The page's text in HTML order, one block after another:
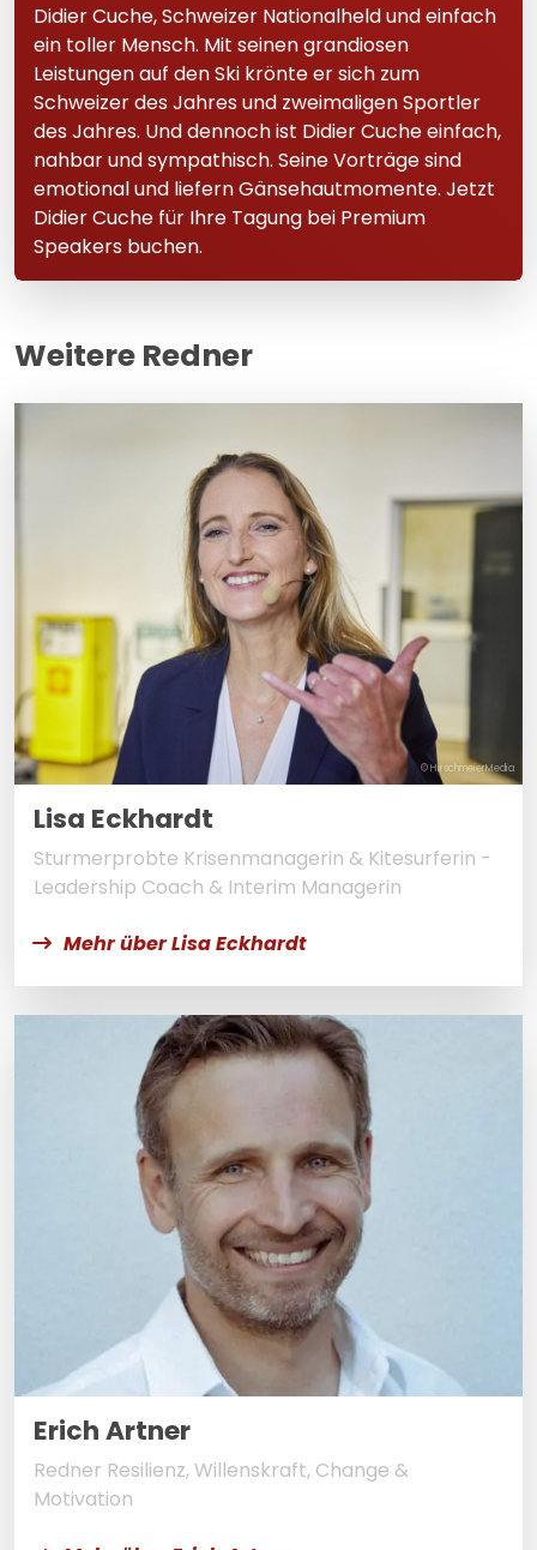
Didier Cuche, Schweizer Nationalheld und einfach
ein toller Mensch. Mit seinen grandiosen
Leistungen auf den Ski krönte er sich zum
Schweizer des Jahres und zweimaligen Sportler
des Jahres. Und dennoch ist Didier Cuche einfach,
nahbar und sympathisch. Seine Vorträge sind
emotional und liefern Gänsehautmomente. Jetzt
Didier Cuche für Ihre Tagung bei Premium
Speakers buchen.
Weitere Redner
© HirschmeierMedia
Lisa Eckhardt
Sturmerprobte Krisenmanagerin & Kitesurferin -
Leadership Coach & Interim Managerin
Mehr über Lisa Eckhardt
Erich Artner
Redner Resilienz, Willenskraft, Change &
Motivation